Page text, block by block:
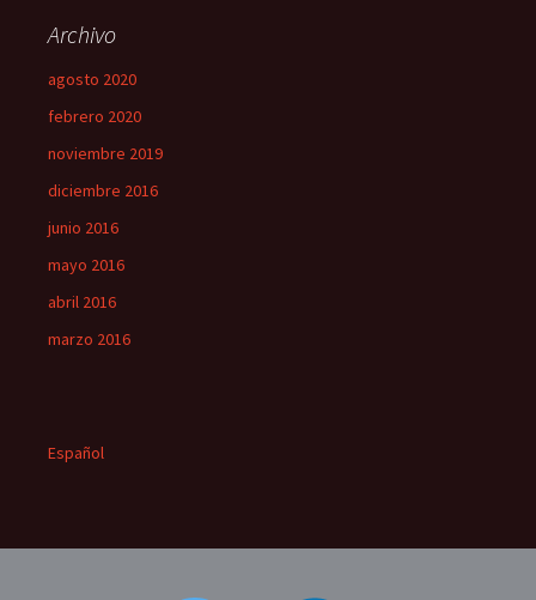
Archivo
agosto 2020
febrero 2020
noviembre 2019
diciembre 2016
junio 2016
mayo 2016
abril 2016
marzo 2016
Español